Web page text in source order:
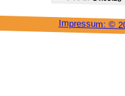
Impressum: ©